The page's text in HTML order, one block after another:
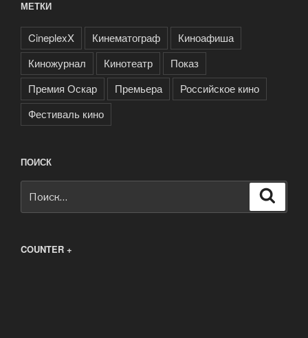
МЕТКИ
CineplexX Кинематограф
Киноафиша
Киножурнал
Кинотеатр
Показ
Премия Оскар
Премьера
Российское кино
Фестиваль кино
ПОИСК
COUNTER +